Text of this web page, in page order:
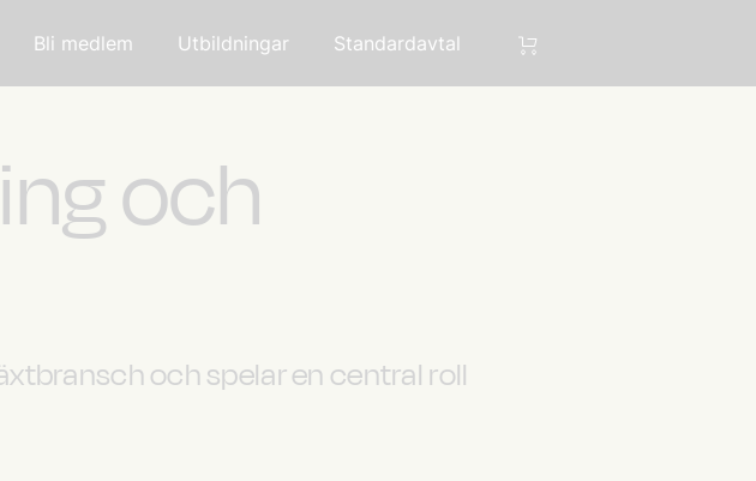
Bli medlem Utbildningar Standardavtal
och
och spelar en central roll